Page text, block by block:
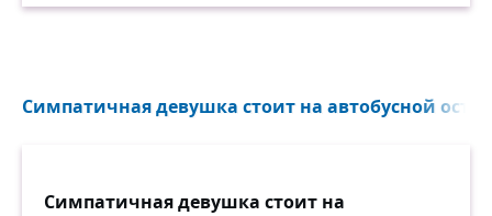
Симпатичная девушка стоит на автобусной
Симпатичная девушка стоит на